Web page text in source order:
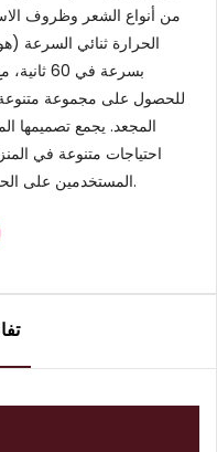
من أنواع الشعر وظروف
الحرارة ثنائي السرعة
بسرعة في
للحصول على مجموعة
المجعد. يجمع تصميمها
احتياجات متنوعة في
المستخدمين على الحصول على عناية شخصية بشعرهم بكفاءة.